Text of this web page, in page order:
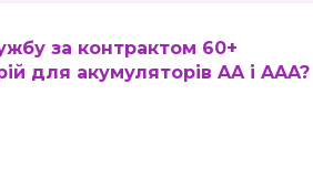
за контрактом 60+
для акумуляторів AA і AAA?